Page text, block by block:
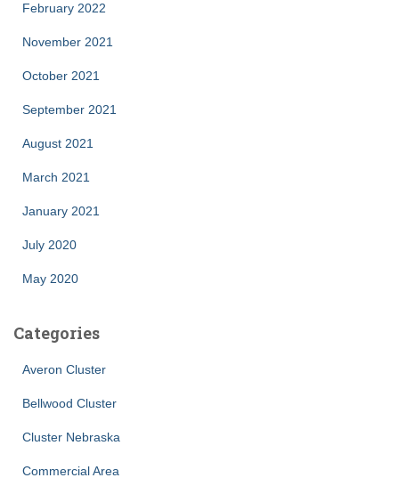
February 2022
November 2021
October 2021
September 2021
August 2021
March 2021
January 2021
July 2020
May 2020
Categories
Averon Cluster
Bellwood Cluster
Cluster Nebraska
Commercial Area